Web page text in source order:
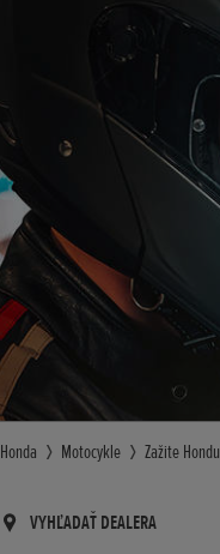
Honda Motocykle Zažite Hondu
VYHĽADAŤ DEALERA